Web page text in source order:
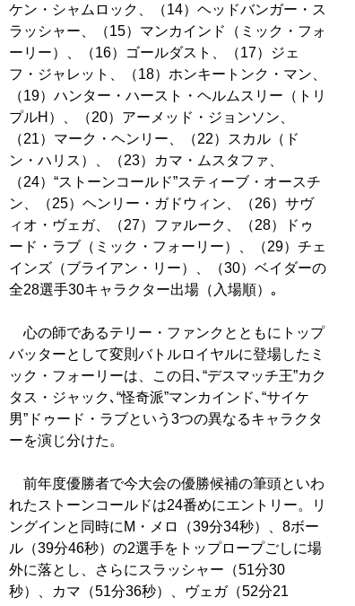
ケン・シャムロック、（14）ヘッドバンガー・ス
ラッシャー、（15）マンカインド（ミック・フォ
ーリー）、（16）ゴールダスト、（17）ジェ
フ・ジャレット、（18）ホンキートンク・マン、
（19）ハンター・ハースト・ヘルムスリー（トリ
プルH）、（20）アーメッド・ジョンソン、
（21）マーク・ヘンリー、（22）スカル（ド
ン・ハリス）、（23）カマ・ムスタファ、
（24）“ストーンコールド”スティーブ・オースチ
ン、（25）ヘンリー・ガドウィン、（26）サヴ
ィオ・ヴェガ、（27）ファルーク、（28）ドゥ
ード・ラブ（ミック・フォーリー）、（29）チェ
インズ（ブライアン・リー）、（30）ベイダーの
全28選手30キャラクター出場（入場順）｡
心の師であるテリー・ファンクとともにトップ
バッターとして変則バトルロイヤルに登場したミ
ック・フォーリーは、この日､“デスマッチ王”カク
タス・ジャック､“怪奇派”マンカインド､“サイケ
男”ドゥード・ラブという3つの異なるキャラクタ
ーを演じ分けた。
前年度優勝者で今大会の優勝候補の筆頭といわ
れたストーンコールドは24番めにエントリー。リ
ングインと同時にM・メロ（39分34秒）、8ボー
ル（39分46秒）の2選手をトップロープごしに場
外に落とし、さらにスラッシャー（51分30
秒）、カマ（51分36秒）、ヴェガ（52分21